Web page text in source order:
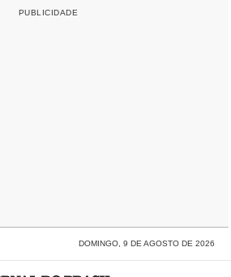
DOMINGO, 9 DE AGOSTO DE 2026